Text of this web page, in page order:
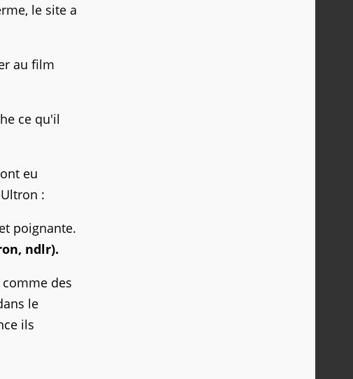
le site a
au film
ce qu'il
eu
:
poignante.
ndlr).
des
le
ils